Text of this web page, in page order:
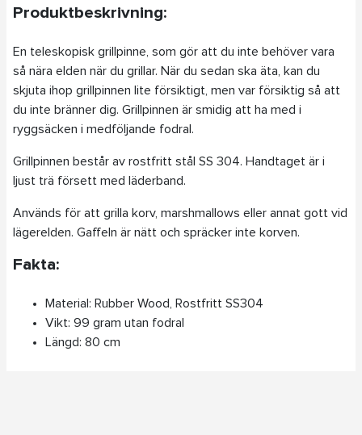
Produktbeskrivning:
En teleskopisk grillpinne, som gör att du inte behöver vara
så nära elden när du grillar. När du sedan ska äta, kan du
skjuta ihop grillpinnen lite försiktigt, men var försiktig så att
du inte bränner dig. Grillpinnen är smidig att ha med i
ryggsäcken i medföljande fodral.
Grillpinnen består av rostfritt stål SS 304. Handtaget är i
ljust trä försett med läderband.
Används för att grilla korv, marshmallows eller annat gott vid
lägerelden. Gaffeln är nätt och spräcker inte korven.
Fakta:
Material: Rubber Wood, Rostfritt SS304
Vikt: 99 gram utan fodral
Längd: 80 cm